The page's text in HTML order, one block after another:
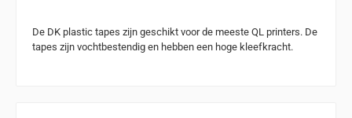
De DK plastic tapes zijn geschikt voor de meeste QL printers. De
tapes zijn vochtbestendig en hebben een hoge kleefkracht.